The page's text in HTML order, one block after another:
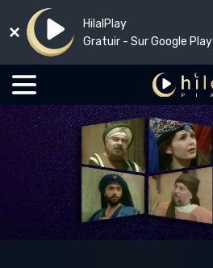
HilalPlay
Gratuir - Sur Google Play